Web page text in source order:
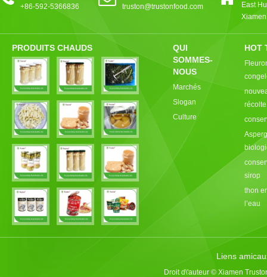
+86-592-5366836
truston@trustonfood.com
East
PRODUITS CHAUDS
QUI
SOMMES-
NOUS
Marchés
Slogan
Culture
HOT
sirop
thon
l’eau
Liens
Droit d\'auteur © Xiamen